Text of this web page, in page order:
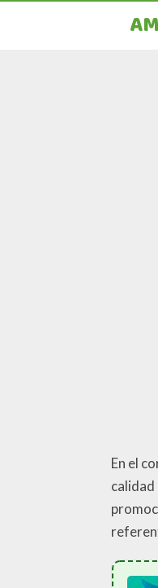
En el
calidad